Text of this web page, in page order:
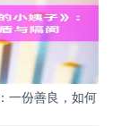
一份善良，如何